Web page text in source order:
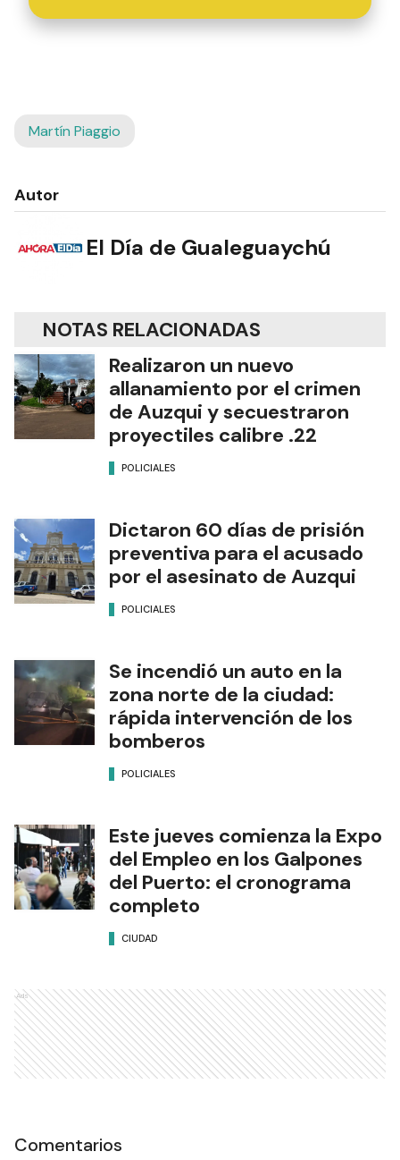
Martín Piaggio
Autor
El Día de Gualeguaychú
NOTAS RELACIONADAS
Realizaron un nuevo
allanamiento por el crimen
de Auzqui y secuestraron
proyectiles calibre .22
POLICIALES
Dictaron 60 días de prisión
preventiva para el acusado
por el asesinato de Auzqui
POLICIALES
Se incendió un auto en la
zona norte de la ciudad:
rápida intervención de los
bomberos
POLICIALES
Este jueves comienza la Expo
del Empleo en los Galpones
del Puerto: el cronograma
completo
CIUDAD
Ads
Comentarios